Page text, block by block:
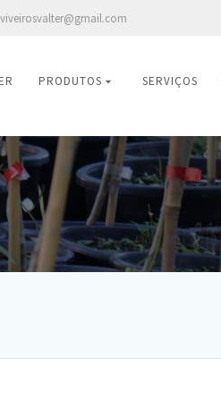
viveirosvalter@gmail.com
PRODUTOS SERVIÇOS